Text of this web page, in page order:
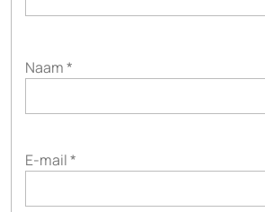
Naam*
E-mail*